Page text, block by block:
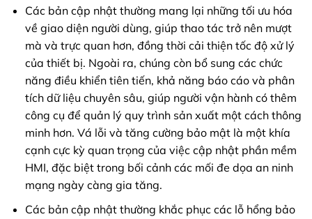
Các bản cập nhật thường mang lại những tối ưu hóa
về giao diện người dùng, giúp thao tác trở nên mượt
mà và trực quan hơn, đồng thời cải thiện tốc độ xử lý
của thiết bị. Ngoài ra, chúng còn bổ sung các chức
năng điều khiển tiên tiến, khả năng báo cáo và phân
tích dữ liệu chuyên sâu, giúp người vận hành có thêm
công cụ để quản lý quy trình sản xuất một cách thông
minh hơn. Vá lỗi và tăng cường bảo mật là một khía
cạnh cực kỳ quan trọng của việc cập nhật phần mềm
HMI, đặc biệt trong bối cảnh các mối đe dọa an ninh
mạng ngày càng gia tăng.
Các bản cập nhật thường khắc phục các lỗ hổng bảo